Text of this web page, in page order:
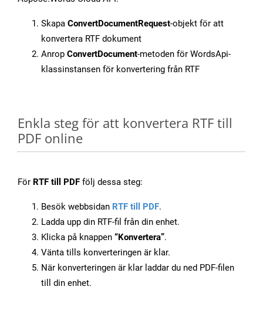
Skapa ConvertDocumentRequest-objekt för att
konvertera RTF dokument
Anrop ConvertDocument-metoden för WordsApi-
klassinstansen för konvertering från RTF
Enkla steg för att konvertera RTF till
PDF online
För RTF till PDF följ dessa steg:
Besök webbsidan RTF till PDF.
Ladda upp din RTF-fil från din enhet.
Klicka på knappen “Konvertera”.
Vänta tills konverteringen är klar.
När konverteringen är klar laddar du ned PDF-filen
till din enhet.